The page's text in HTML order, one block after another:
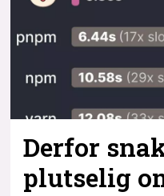
Derfor
plutselig